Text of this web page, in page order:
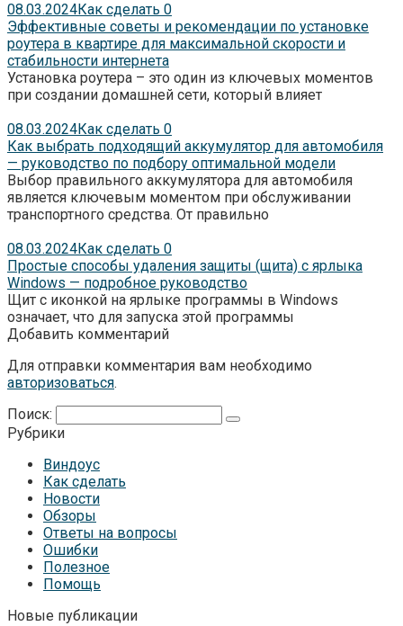
08.03.2024Как сделать 0
Эффективные советы и рекомендации по установке
роутера в квартире для максимальной скорости и
стабильности интернета
Установка роутера – это один из ключевых моментов
при создании домашней сети, который влияет
08.03.2024Как сделать 0
Как выбрать подходящий аккумулятор для автомобиля
— руководство по подбору оптимальной модели
Выбор правильного аккумулятора для автомобиля
является ключевым моментом при обслуживании
транспортного средства. От правильно
08.03.2024Как сделать 0
Простые способы удаления защиты (щита) с ярлыка
Windows — подробное руководство
Щит с иконкой на ярлыке программы в Windows
означает, что для запуска этой программы
Добавить комментарий
Для отправки комментария вам необходимо
авторизоваться.
Поиск:
Рубрики
Виндоус
Как сделать
Новости
Обзоры
Ответы на вопросы
Ошибки
Полезное
Помощь
Новые публикации